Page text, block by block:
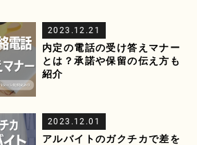
2023.12.21
内定の電話の受け答えマナー
とは？承諾や保留の伝え方も
紹介
2023.12.01
アルバイトのガクチカで差を